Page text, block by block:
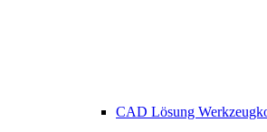
CAD Lösung